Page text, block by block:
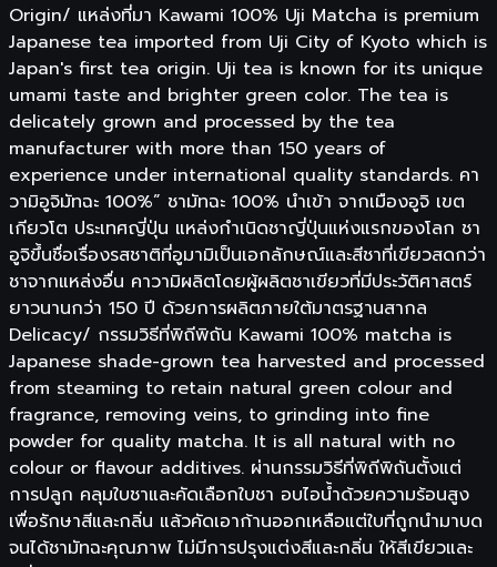
Origin/ แหล่งที่มา Kawami 100% Uji Matcha is premium
Japanese tea imported from Uji City of Kyoto which is
Japan's first tea origin. Uji tea is known for its unique
umami taste and brighter green color. The tea is
delicately grown and processed by the tea
manufacturer with more than 150 years of
experience under international quality standards. คา
วามิอูจิมัทฉะ 100%” ชามัทฉะ 100% นำเข้า จากเมืองอูจิ เขต
เกียวโต ประเทศญี่ปุ่น แหล่งกำเนิดชาญี่ปุ่นแห่งแรกของโลก ชา
อูจิขึ้นชื่อเรื่องรสชาติที่อูมามิเป็นเอกลักษณ์และสีชาที่เขียวสดกว่า
ชาจากแหล่งอื่น คาวามิผลิตโดยผู้ผลิตชาเขียวที่มีประวัติศาสตร์
ยาวนานกว่า 150 ปี ด้วยการผลิตภายใต้มาตรฐานสากล
Delicacy/ กรรมวิธีที่พิถีพิถัน Kawami 100% matcha is
Japanese shade-grown tea harvested and processed
from steaming to retain natural green colour and
fragrance, removing veins, to grinding into fine
powder for quality matcha. It is all natural with no
colour or flavour additives. ผ่านกรรมวิธีที่พิถีพิถันตั้งแต่
การปลูก คลุมใบชาและคัดเลือกใบชา อบไอน้ำด้วยความร้อนสูง
เพื่อรักษาสีและกลิ่น แล้วคัดเอาก้านออกเหลือแต่ใบที่ถูกนำมาบด
จนได้ชามัทฉะคุณภาพ ไม่มีการปรุงแต่งสีและกลิ่น ให้สีเขียวและ